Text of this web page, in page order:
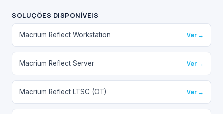
SOLUÇÕES DISPONÍVEIS
Macrium Reflect Workstation Ver →
Macrium Reflect Server Ver →
Macrium Reflect LTSC (OT) Ver →